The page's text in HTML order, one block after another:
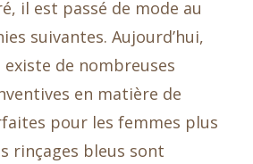
il est passé de mode au
suivantes. Aujourd’hui,
existe de nombreuses
en matière de
pour les femmes plus
rinçages bleus sont